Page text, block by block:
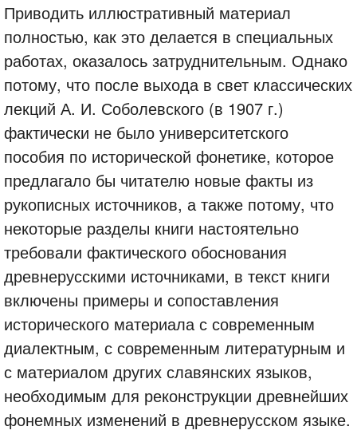
Приводить иллюстративный материал
полностью, как это делается в специальных
работах, оказалось затруднительным. Однако
потому, что после выхода в свет классических
лекций А. И. Соболевского (в 1907 г.)
фактически не было университетского
пособия по исторической фонетике, которое
предлагало бы читателю новые факты из
рукописных источников, а также потому, что
некоторые разделы книги настоятельно
требовали фактического обоснования
древнерусскими источниками, в текст книги
включены примеры и сопоставления
исторического материала с современным
диалектным, с современным литературным и
с материалом других славянских языков,
необходимым для реконструкции древнейших
фонемных изменений в древнерусском языке.